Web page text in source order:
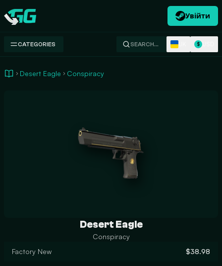
Swap.gg
Увійти
CATEGORIES SEARCH… $
Desert Eagle Conspiracy
Desert Eagle
Conspiracy
Factory New
$38.98